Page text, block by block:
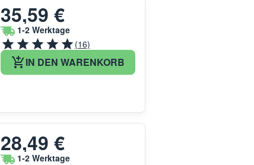
35,59 €
1-2 Werktage
(16)
IN DEN WARENKORB
28,49 €
1-2 Werktage